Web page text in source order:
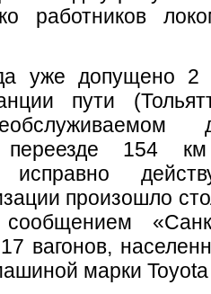
работников
уже допущено 2
пути
переезде 154
произошло
вагонов,
марки